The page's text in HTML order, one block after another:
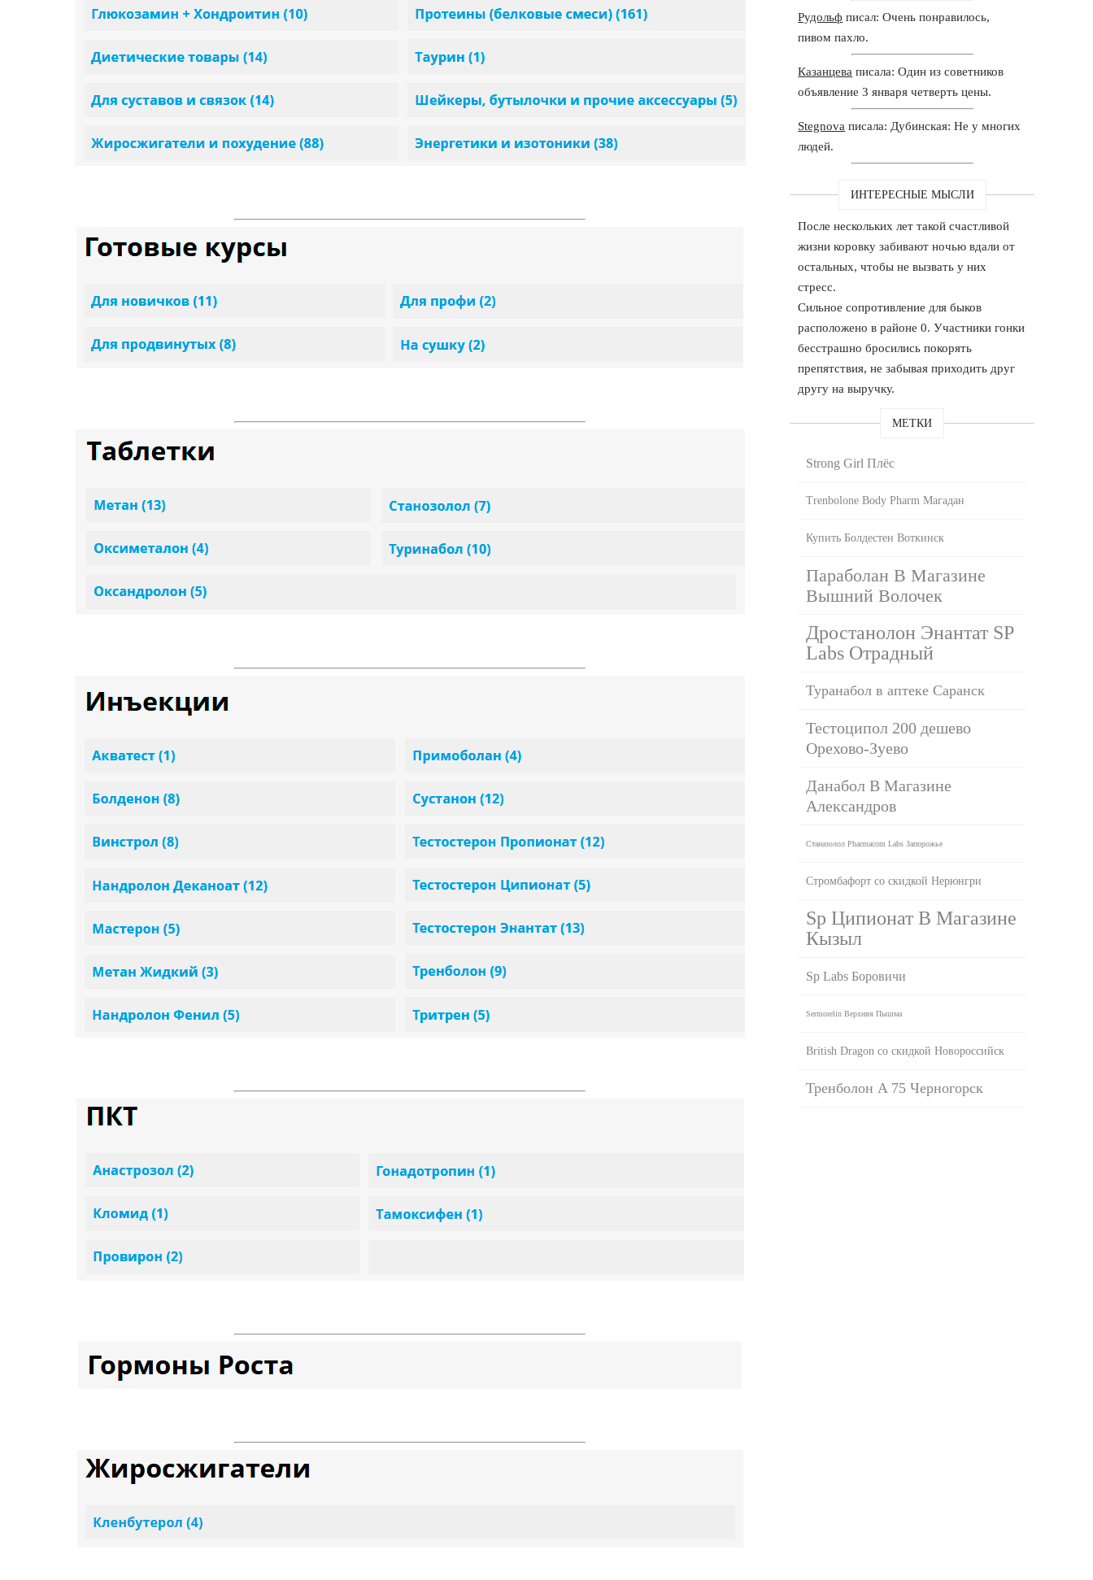
Рудольф писал: Очень понравилось,
пивом пахло.
Казанцева писала: Один из советников
объявление 3 января четверть цены.
Stegnova писала: Дубинская: Не у многих
людей.
ИНТЕРЕСНЫЕ МЫСЛИ
После нескольких лет такой счастливой
жизни коровку забивают ночью вдали от
остальных, чтобы не вызвать у них
стресс.
Сильное сопротивление для быков
расположено в районе 0. Участники гонки
бесстрашно бросились покорять
препятствия, не забывая приходить друг
другу на выручку.
МЕТКИ
Strong Girl Плёс
Trenbolone Body Pharm Магадан
Купить Болдестен Воткинск
Параболан В Магазине
Вышний Волочек
Дростанолон Энантат SP
Labs Отрадный
Туранабол в аптеке Саранск
Тестоципол 200 дешево
Орехово-Зуево
Данабол В Магазине
Александров
Станазолол Pharmacom Labs Запорожье
Стромбафорт со скидкой Нерюнгри
Sp Ципионат В Магазине
Кызыл
Sp Labs Боровичи
Sermorelin Верхняя Пышма
British Dragon со скидкой Новороссийск
Тренболон A 75 Черногорск